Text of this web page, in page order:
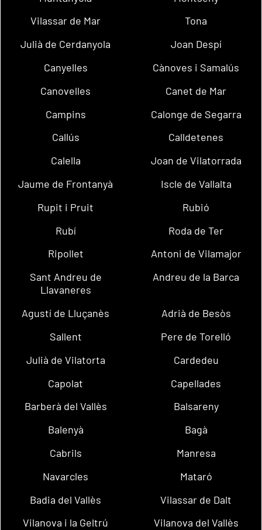
Vilassar de Mar
Tona
Julià de Cerdanyola
Joan Despí
Canyelles
Cànoves i Samalús
Canovelles
Canet de Mar
Campins
Calonge de Segarra
Callús
Calldetenes
Calella
Joan de Vilatorrada
Jaume de Frontanyà
Iscle de Vallalta
Rupit i Pruit
Rubió
Rubí
Roda de Ter
Ripollet
Antoni de Vilamajor
Sant Andreu de
Llavaneres
Andreu de la Barca
Agustí de Lluçanès
Adrià de Besòs
Sallent
Pere de Torelló
Julià de Vilatorta
Cardedeu
Capolat
Capellades
Barberà del Vallès
Balsareny
Balenyà
Bagà
Cabrils
Manresa
Navarcles
Mataró
Badia del Vallès
Vilassar de Dalt
Vilanova i la Geltrú
Vilanova del Vallès